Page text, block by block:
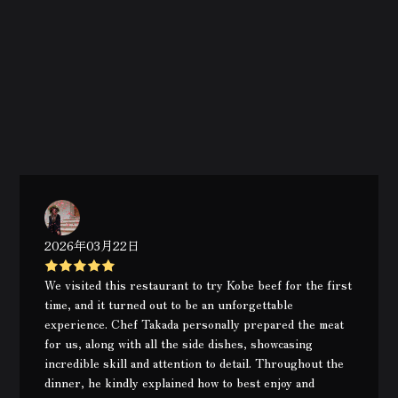
2026年03月22日
We visited this restaurant to try Kobe beef for the first
time, and it turned out to be an unforgettable
experience. Chef Takada personally prepared the meat
for us, along with all the side dishes, showcasing
incredible skill and attention to detail. Throughout the
dinner, he kindly explained how to best enjoy and